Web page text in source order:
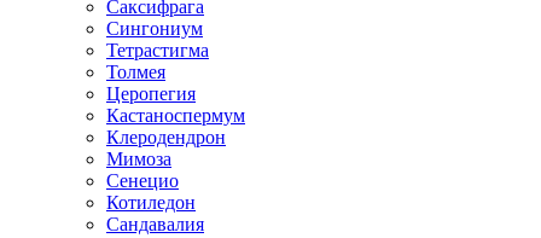
Саксифрага
Сингониум
Тетрастигма
Толмея
Церопегия
Кастаноспермум
Клеродендрон
Мимоза
Сенецио
Котиледон
Сандавалия